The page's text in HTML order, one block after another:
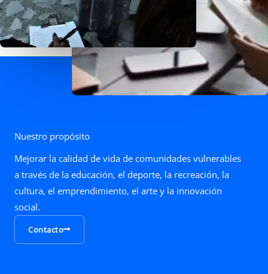
Nuestro propósito
Mejorar la calidad de vida de comunidades vulnerables
a través de la educación, el deporte, la recreación, la
cultura, el emprendimiento, el arte y la innovación
social.
Contacto